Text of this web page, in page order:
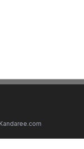
Kandaree.com